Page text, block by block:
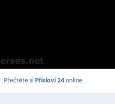
Přečtěte siPřísloví 24 online